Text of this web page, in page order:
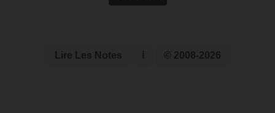
Lire Les Notes © 2008-2026